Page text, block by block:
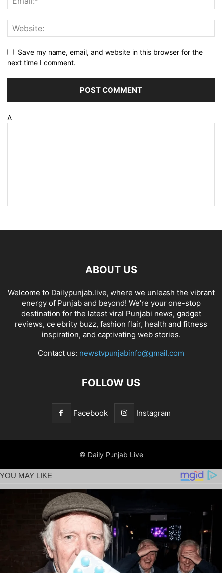
Save my name, email, and website in this browser for the
next time I comment.
Δ
ABOUT US
Welcome to Dailypunjab.live, where we unleash the vibrant
energy of Punjab and beyond! We're your one-stop
destination for the latest viral Punjabi news, gadget
reviews, celebrity buzz, fashion flair, health and fitness
inspiration, and captivating web stories.
Contact us: newstvpunjabinfo@gmail.com
FOLLOW US
Facebook Instagram
© Daily Punjab Live